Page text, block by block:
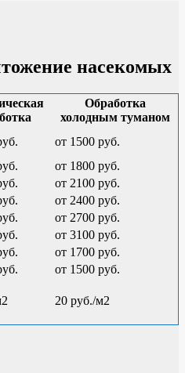
насекомых
Обработка
холодным туманом
от 1500 руб.
от 1800 руб.
от 2100 руб.
от 2400 руб.
от 2700 руб.
от 3100 руб.
от 1700 руб.
от 1500 руб.
20 руб./м2